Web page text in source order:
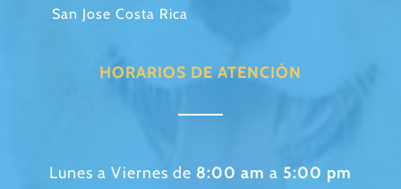
San Jose Costa Rica
HORARIOS DE ATENCIÓN
Lunes a Viernes de 8:00 am a 5:00 pm